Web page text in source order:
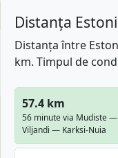
Distanța
Distanța între
km. Timpul de
57.4 km
56 minute via Mudiste
Viljandi — Karksi-Nuia